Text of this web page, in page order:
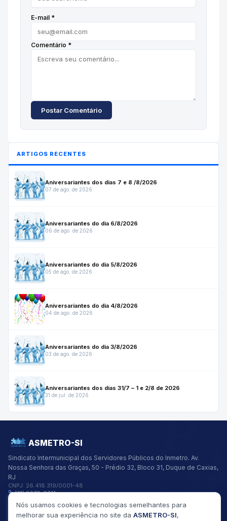
E-mail *
Comentário *
Postar Comentário
ARTIGOS RECENTES
Aniversariantes dos dias 7 e 8 /8/2026
07 de ago. de 2026
Aniversariantes do dia 6/8/2026
06 de ago. de 2026
Aniversariantes do dia 5/8/2026
05 de ago. de 2026
Aniversariantes do dia 4/8/2026
04 de ago. de 2026
Aniversariantes do dia 3/8/2026
03 de ago. de 2026
Aniversariantes dos dias 31/7 – 1 e 2/8 de 2026
31 de jul. de 2026
ASMETRO-SI
Sindicato Intermunicipal dos Servidores Públicos do Inmetro. Av.
Nossa Senhora das Graças, 50 - Prédio 32, Bloco 31, Duque de Caxias,
RJ
CNPJ: 26.418.319/0001-48
(21) 2679-9741
asmetro@asmetro.org.br
Links Rápidos
Institucional
Nós usamos cookies e tecnologias semelhantes para
melhorar sua experiência no site da ASMETRO-SI,